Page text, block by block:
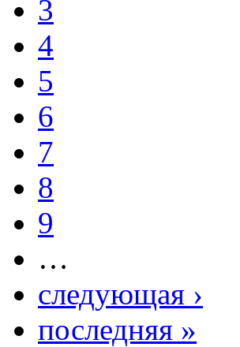
3
4
5
6
7
8
9
…
следующая ›
последняя »